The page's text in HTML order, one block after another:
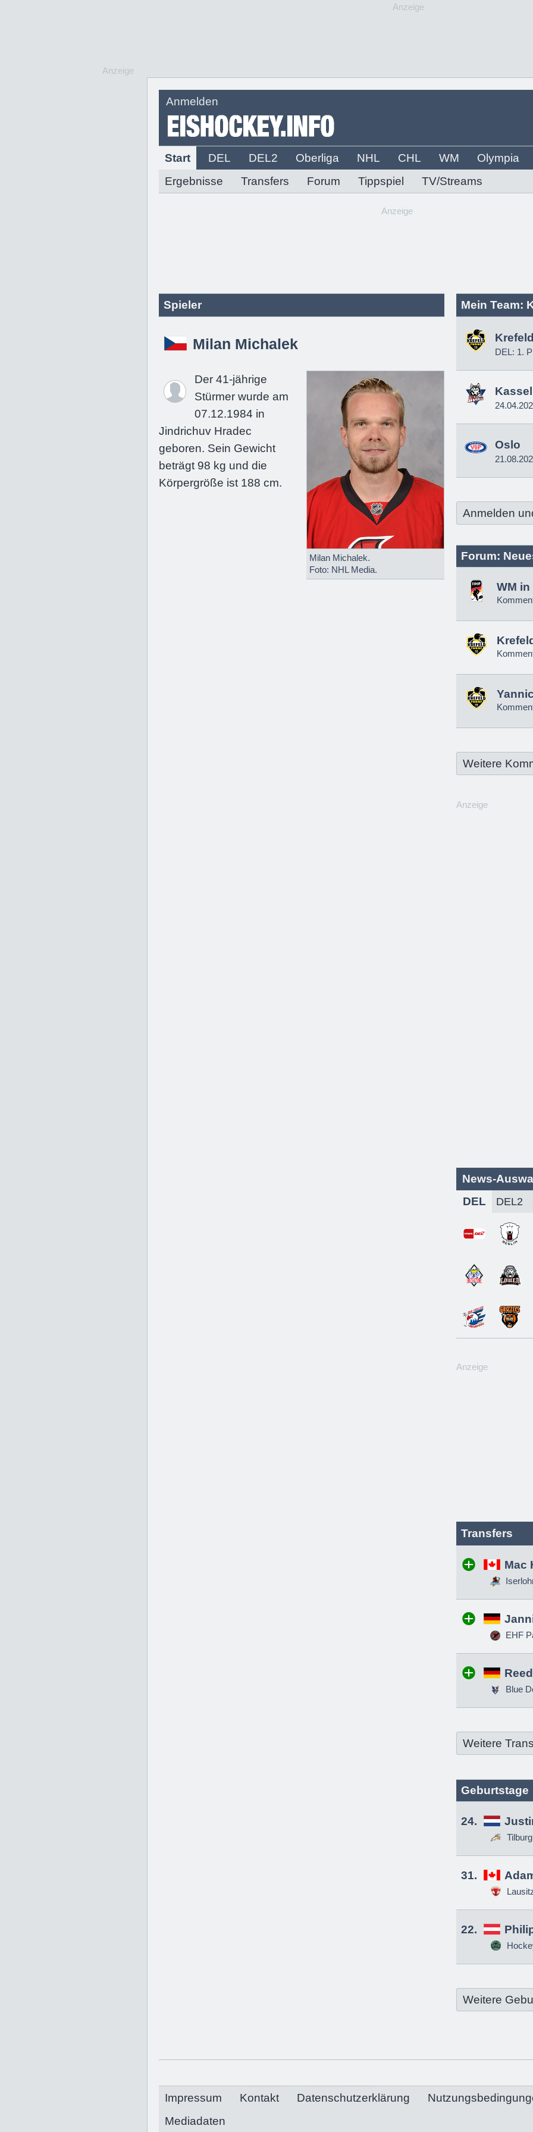
Anzeige
Anmelden
Start DEL DEL2 Oberliga NHL CHL WM
Olympia
Ergebnisse
Transfers Forum Tippspiel TV/Streams
Anzeige
Anzeige
Spieler
Milan Michalek
Milan Michalek.
Foto: NHL Media.
Der 41-jährige
Stürmer wurde am
07.12.1984 in
Jindrichuv Hradec
geboren. Sein Gewicht
beträgt 98 kg und die
Körpergröße ist 188 cm.
Mein Team:
DEL: 1.
Kassel
Oslo
Anmelden
Forum:
WM
Weitere
Anzeige
News-
DEL
Anzeige
Transfers
Mac
EHF
Blue
Weitere
Geburtstage
24.
31.
22.
Weitere
Impressum Kontakt Datenschutzerklärung
Mediadaten